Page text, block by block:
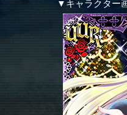
▼キャラクター